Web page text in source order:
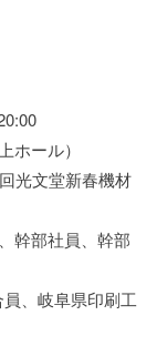
ホール）
堂新春機材
幹部社員、幹部
、岐阜県印刷工